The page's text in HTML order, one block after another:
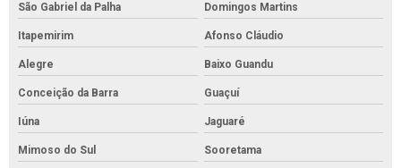
São Gabriel da Palha Domingos Martins
Itapemirim Afonso Cláudio
Alegre Baixo Guandu
Conceição da Barra Guaçuí
Iúna Jaguaré
Mimoso do Sul Sooretama